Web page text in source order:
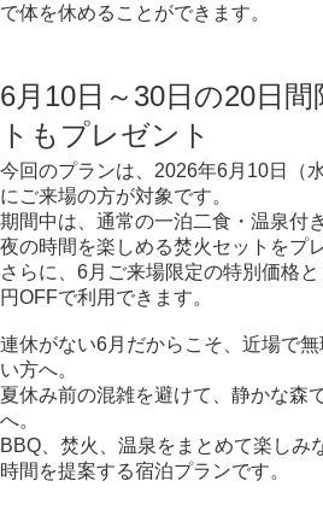
で体を休めることができます。
6月10日～30日の20日間
トもプレゼント
今回のプランは、2026年6月10日（
にご来場の方が対象です。
期間中は、通常の一泊二食・温泉付
夜の時間を楽しめる焚火セットをプ
さらに、6月ご来場限定の特別価格
円OFFで利用できます。
連休がない6月だからこそ、近場で
い方へ。
夏休み前の混雑を避けて、静かな森
へ。
BBQ、焚火、温泉をまとめて楽しみ
時間を提案する宿泊プランです。